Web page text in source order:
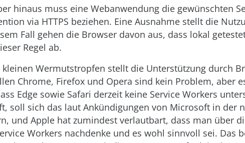
hinaus muss eine Webanwendung die gewünschten
via HTTPS beziehen. Eine Ausnahme stellt die
Fall gehen die Browser davon aus, dass lokal
Regel ab.
kleinen Wermutstropfen stellt die Unterstützung durch
Chrome, Firefox und Opera sind kein Problem, aber
Edge sowie Safari derzeit keine Service Workers
soll sich das laut Ankündigungen von Microsoft in der
und Apple hat zumindest verlautbart, dass man über
Workers nachdenke und es wohl sinnvoll sei. Das